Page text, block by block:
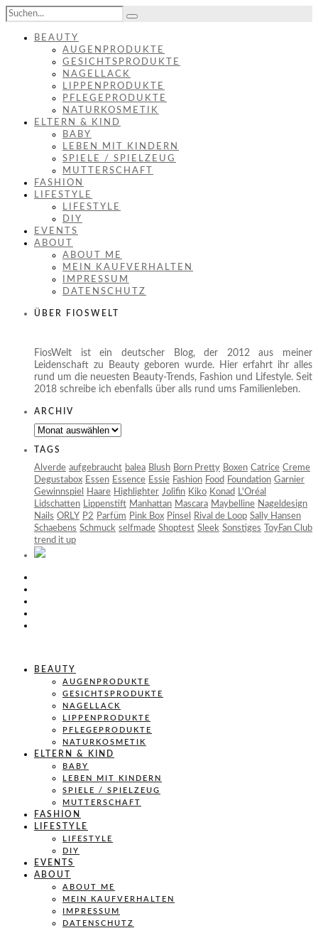
BEAUTY
AUGENPRODUKTE
GESICHTSPRODUKTE
NAGELLACK
LIPPENPRODUKTE
PFLEGEPRODUKTE
NATURKOSMETIK
ELTERN & KIND
BABY
LEBEN MIT KINDERN
SPIELE / SPIELZEUG
MUTTERSCHAFT
FASHION
LIFESTYLE
LIFESTYLE
DIY
EVENTS
ABOUT
ABOUT ME
MEIN KAUFVERHALTEN
IMPRESSUM
DATENSCHUTZ
ÜBER FIOSWELT
FiosWelt ist ein deutscher Blog, der 2012 aus meiner
Leidenschaft zu Beauty geboren wurde. Hier erfahrt ihr alles
rund um die neuesten Beauty-Trends, Fashion und Lifestyle. Seit
2018 schreibe ich ebenfalls über alls rund ums Familienleben.
ARCHIV
Archiv
TAGS
Alverde aufgebraucht balea Blush Born Pretty Boxen Catrice Creme
Degustabox Essen Essence Essie Fashion Food Foundation Garnier
Gewinnspiel
Haare Highlighter Jolifin Kiko Konad L'Oréal
Lidschatten Lippenstift Manhattan Mascara Maybelline Nageldesign
Nails ORLY P2 Parfüm Pink Box Pinsel Rival de Loop Sally Hansen
Schaebens Schmuck selfmade Shoptest Sleek Sonstiges
ToyFan Club
trend it up
BEAUTY
AUGENPRODUKTE
GESICHTSPRODUKTE
NAGELLACK
LIPPENPRODUKTE
PFLEGEPRODUKTE
NATURKOSMETIK
ELTERN & KIND
BABY
LEBEN MIT KINDERN
SPIELE / SPIELZEUG
MUTTERSCHAFT
FASHION
LIFESTYLE
LIFESTYLE
DIY
EVENTS
ABOUT
ABOUT ME
MEIN KAUFVERHALTEN
IMPRESSUM
DATENSCHUTZ